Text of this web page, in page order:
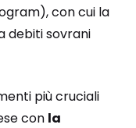
con cui la
debiti sovrani
più cruciali
con la